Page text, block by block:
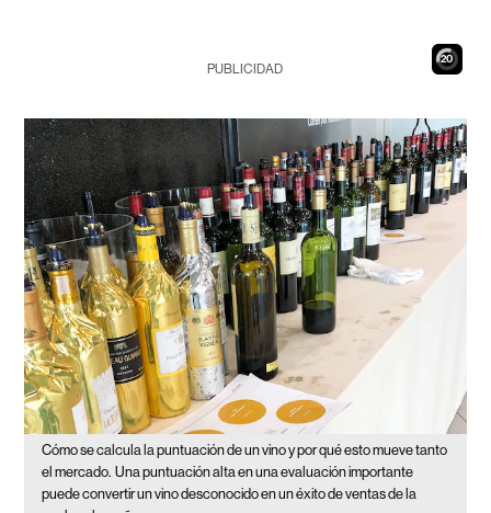
19
PUBLICIDAD
Cómo se calcula la puntuación de un vino y por qué esto mueve tanto
el mercado. Una puntuación alta en una evaluación importante
puede convertir un vino desconocido en un éxito de ventas de la